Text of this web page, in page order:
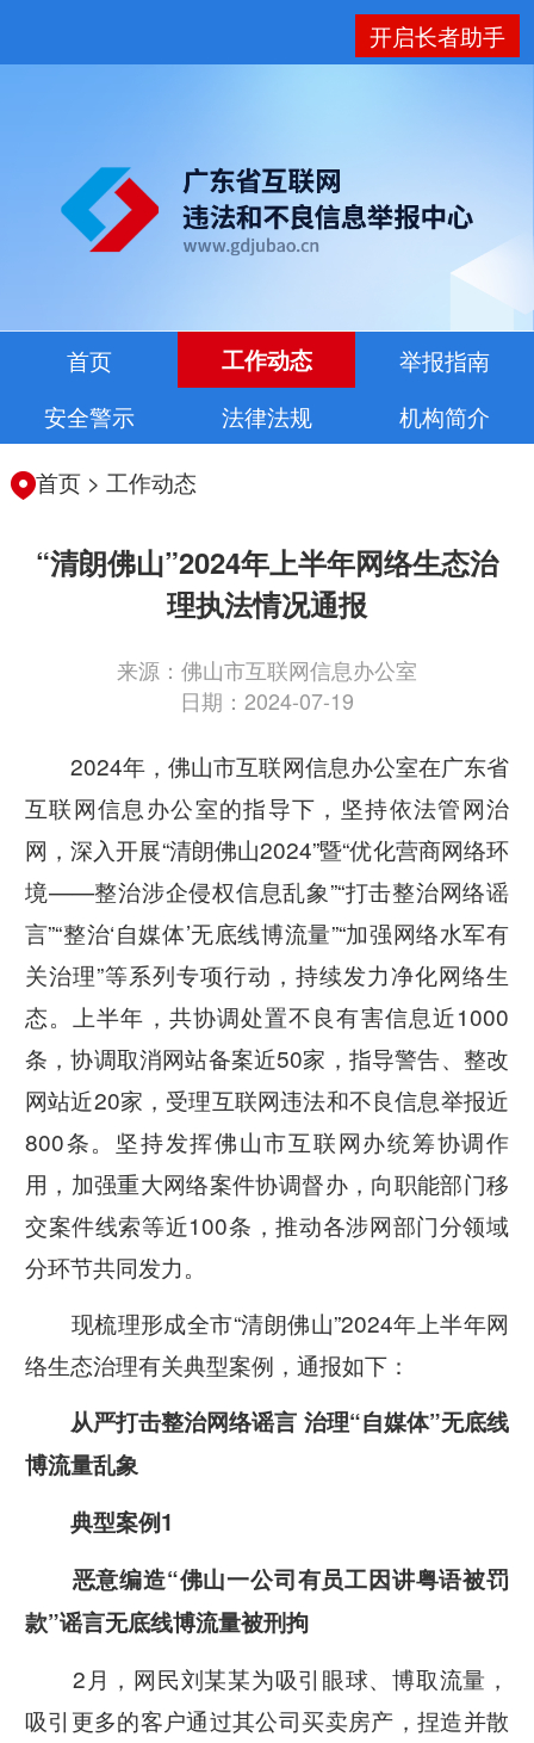
开启长者助手
首页 工作动态
举报指南
安全警示
法律法规 机构简介
首页> 工作动态
“清朗佛山”2024年上半年网络生态治
理执法情况通报
来源：佛山市互联网信息办公室
日期：2024-07-19
2024年，佛山市互联网信息办公室在广东省
互联网信息办公室的指导下，坚持依法管网治
网，深入开展“清朗佛山2024”暨“优化营商网络环
境——整治涉企侵权信息乱象”“打击整治网络谣
言”“整治‘自媒体’无底线博流量”“加强网络水军有
关治理”等系列专项行动，持续发力净化网络生
态。上半年，共协调处置不良有害信息近1000
条，协调取消网站备案近50家，指导警告、整改
网站近20家，受理互联网违法和不良信息举报近
800条。坚持发挥佛山市互联网办统筹协调作
用，加强重大网络案件协调督办，向职能部门移
交案件线索等近100条，推动各涉网部门分领域
分环节共同发力。
现梳理形成全市“清朗佛山”2024年上半年网
络生态治理有关典型案例，通报如下：
从严打击整治网络谣言 治理“自媒体”无底线
博流量乱象
典型案例1
恶意编造“佛山一公司有员工因讲粤语被罚
款”谣言无底线博流量被刑拘
2月，网民刘某某为吸引眼球、博取流量，
吸引更多的客户通过其公司买卖房产，捏造并散